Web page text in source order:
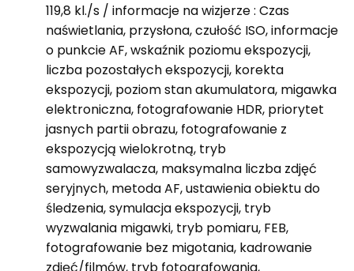
119,8 kl./s / informacje na wizjerze : Czas
naświetlania, przysłona, czułość ISO, informacje
o punkcie AF, wskaźnik poziomu ekspozycji,
liczba pozostałych ekspozycji, korekta
ekspozycji, poziom stan akumulatora, migawka
elektroniczna, fotografowanie HDR, priorytet
jasnych partii obrazu, fotografowanie z
ekspozycją wielokrotną, tryb
samowyzwalacza, maksymalna liczba zdjęć
seryjnych, metoda AF, ustawienia obiektu do
śledzenia, symulacja ekspozycji, tryb
wyzwalania migawki, tryb pomiaru, FEB,
fotografowanie bez migotania, kadrowanie
zdjęć/filmów, tryb fotografowania,